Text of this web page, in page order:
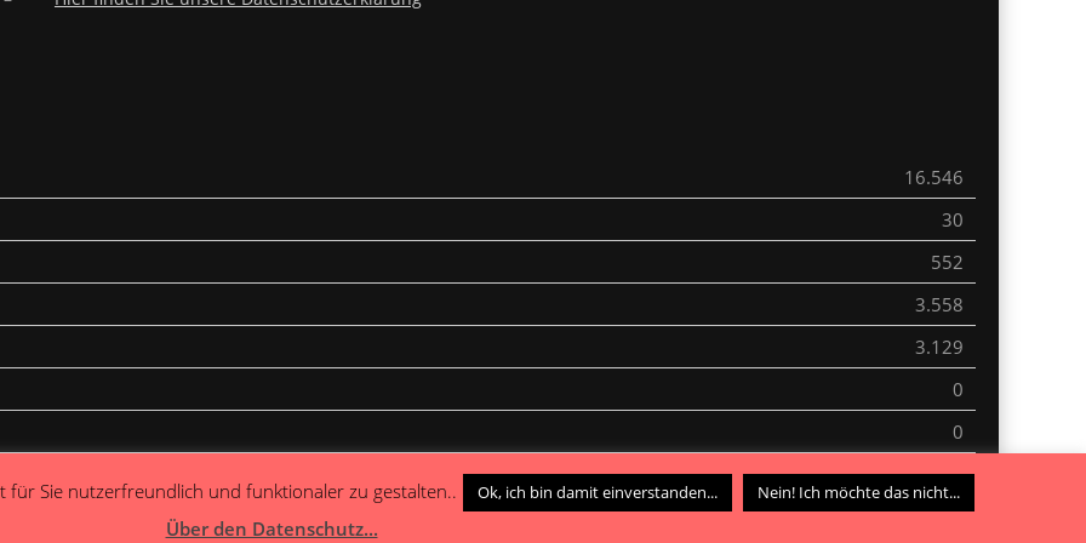
16.546
30
552
3.558
3.129
0
0
0
für Sie nutzerfreundlich und funktionaler zu gestalten.. Ok, ich bin damit einverstanden... Nein! Ich möchte das nicht...
Über den Datenschutz...